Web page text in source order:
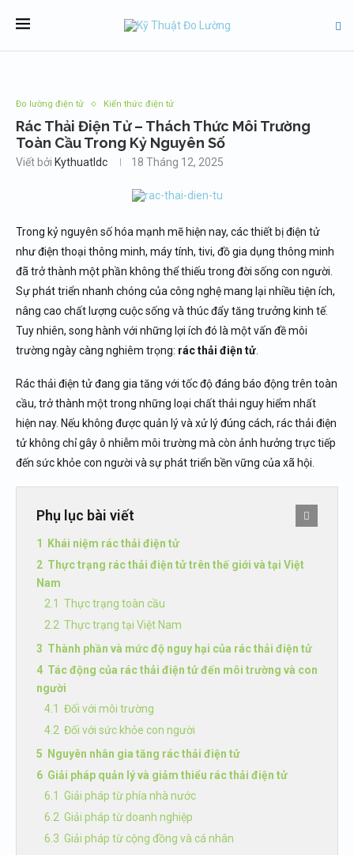
Đo lường điện tử Kiến thức điện tử
Rác Thải Điện Tử – Thách Thức Môi Trường
Toàn Cầu Trong Kỷ Nguyên Số
Viết bởi Kythuatldc 18 Tháng 12, 2025
Trong kỷ nguyên số hóa mạnh mẽ hiện nay, các thiết bị điện tử
như điện thoại thông minh, máy tính, tivi, đồ gia dụng thông minh
đã trở thành một phần không thể thiếu trong đời sống con người.
Sự phát triển nhanh chóng của công nghệ mang lại nhiều tiện ích,
nâng cao chất lượng cuộc sống và thúc đẩy tăng trưởng kinh tế.
Tuy nhiên, song hành với những lợi ích đó là một vấn đề môi
trường ngày càng nghiêm trọng: rác thải điện tử
Rác thải điện tử đang gia tăng với tốc độ đáng báo động trên toàn
cầu, trở thành một trong những loại chất thải nguy hiểm nhất
hiện nay. Nếu không được quản lý và xử lý đúng cách, rác thải điện
tử không chỉ gây ô nhiễm môi trường mà còn ảnh hưởng trực tiếp
đến sức khỏe con người và sự phát triển bền vững của xã hội.
Phụ lục bài viết
Khái niệm rác thải điện tử
Thực trạng rác thải điện tử trên thế giới và tại Việt
Nam
Thực trạng toàn cầu
Thực trạng tại Việt Nam
Thành phần và mức độ nguy hại của rác thải điện tử
Tác động của rác thải điện tử đến môi trường và con
người
Đối với môi trường
Đối với sức khỏe con người
Nguyên nhân gia tăng rác thải điện tử
Giải pháp quản lý và giảm thiểu rác thải điện tử
Giải pháp từ phía nhà nước
Giải pháp từ doanh nghiệp
Giải pháp từ cộng đồng và cá nhân